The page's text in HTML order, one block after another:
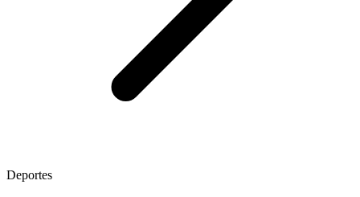
Deportes